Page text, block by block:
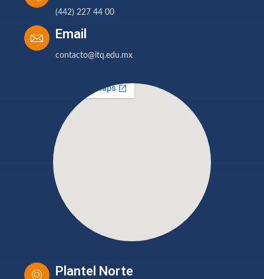
(442) 227 44 00
Email
contacto@itq.edu.mx
Plantel Norte